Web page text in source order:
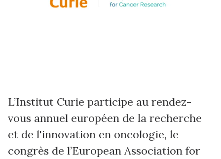
L’Institut Curie participe au rendez-
vous annuel européen de la recherche
et de l'innovation en oncologie, le
congrès de l’European Association for